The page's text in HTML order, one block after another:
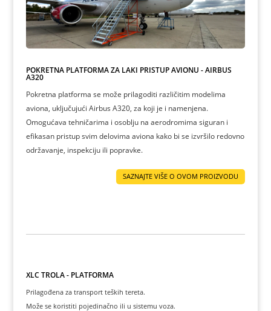
POKRETNA PLATFORMA ZA LAKI PRISTUP AVIONU - AIRBUS
A320
Pokretna platforma se može prilagoditi različitim modelima
aviona, uključujući Airbus A320, za koji je i namenjena.
Omogućava tehničarima i osoblju na aerodromima siguran i
efikasan pristup svim delovima aviona kako bi se izvršilo redovno
održavanje, inspekciju ili popravke.
SAZNAJTE VIŠE O OVOM PROIZVODU
XLC TROLA - PLATFORMA
Prilagođena za transport teških tereta.
Može se koristiti pojedinačno ili u sistemu voza.